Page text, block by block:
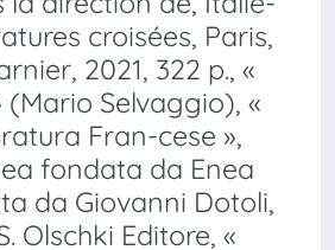
croisées, Paris,
2021, 322 p., «
(Mario Selvaggio), «
Fran-cese »,
fondata da Enea
da Giovanni Dotoli,
Olschki Editore, «